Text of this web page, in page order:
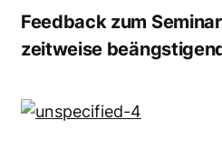
Feedback zum
zeitweise